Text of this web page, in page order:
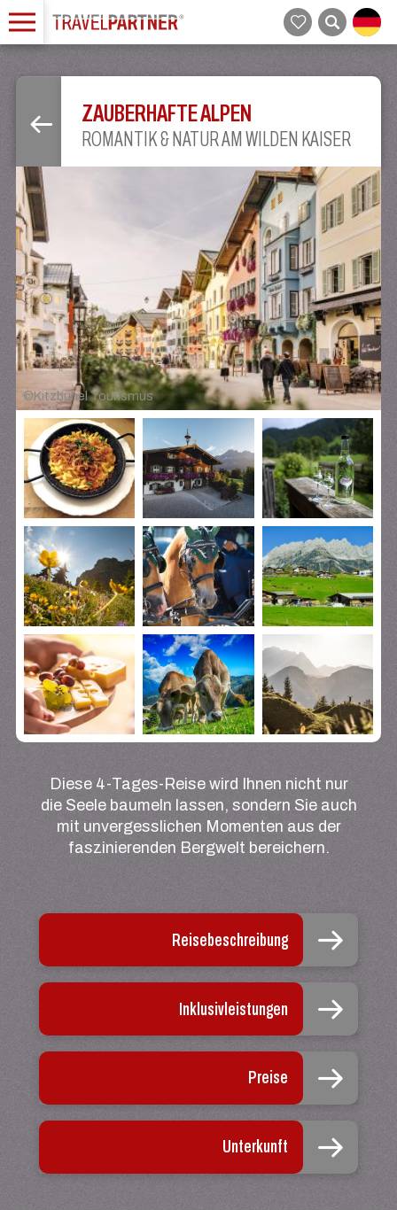
ZAUBERHAFTE ALPEN
ROMANTIK & NATUR AM WILDEN KAISER
©Kitzbühel Tourismus
Diese 4-Tages-Reise wird Ihnen nicht nur
die Seele baumeln lassen, sondern Sie auch
mit unvergesslichen Momenten aus der
faszinierenden Bergwelt bereichern.
Reisebeschreibung
Inklusivleistungen
Preise
Unterkunft